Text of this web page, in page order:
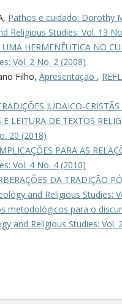
Pathos e cuidado: Dorothy
Religious Studies: Vol. 13
HERMENÊUTICA NO
Vol. 2 No. 2 (2008)
Filho, Apresentação ,
JUDAICO-
LEITURA DE TEXTOS
20 (2018)
PARA AS
Vol. 4 No. 4 (2010)
DA TRADIÇÃO
and Religious Studies:
metodológicos para o
and Religious Studies: Vol.